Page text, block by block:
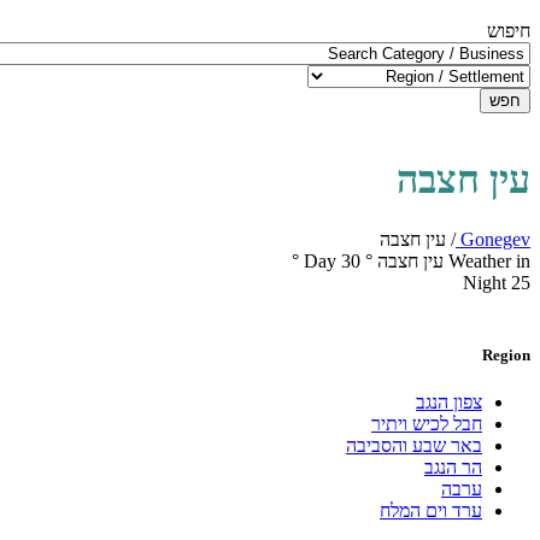
חיפוש
חפש
עין חצבה
Gonegev
/ עין חצבה
Weather in עין חצבה
°
30
Day
°
25
Night
Region
צפון הנגב
חבל לכיש ויתיר
באר שבע והסביבה
הר הנגב
ערבה
ערד וים המלח